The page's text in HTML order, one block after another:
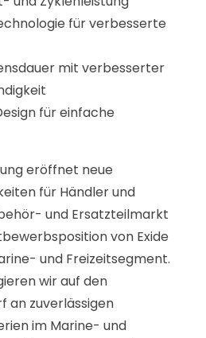
für verbesserte
mit verbesserter
für einfache
eröffnet neue
für Händler und
und Ersatzteilmarkt
von Exide
und Freizeitsegment.
wir auf den
an zuverlässigen
im Marine- und